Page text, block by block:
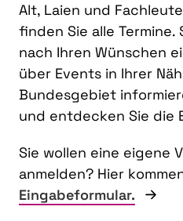
Alt, Laien und
finden Sie alle Termine.
nach Ihren Wünschen
über Events in Ihrer
Bundesgebiet
und entdecken Sie die
Sie wollen eine eigene
anmelden? Hier
Eingabeformular.